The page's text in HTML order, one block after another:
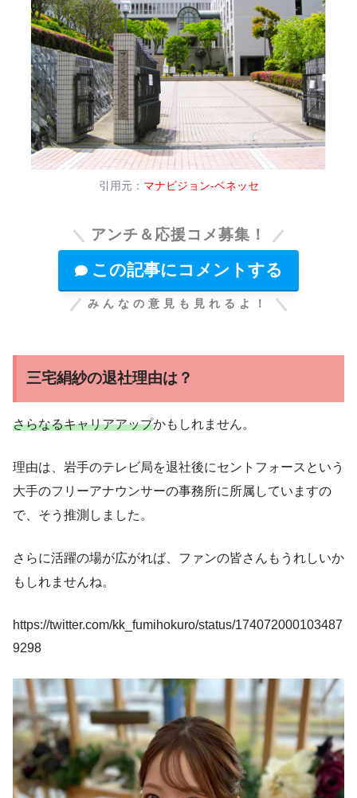
引用元： マナビジョン-ベネッセ
アンチ＆応援コメ募集！
この記事にコメントする
みんなの意見も見れるよ！
三宅絹紗の退社理由は？
さらなるキャリアアップかもしれません。
理由は、岩手のテレビ局を退社後にセントフォースという
大手のフリーアナウンサーの事務所に所属していますの
で、そう推測しました。
さらに活躍の場が広がれば、ファンの皆さんもうれしいか
もしれませんね。
https://twitter.com/kk_fumihokuro/status/174072000103487
9298